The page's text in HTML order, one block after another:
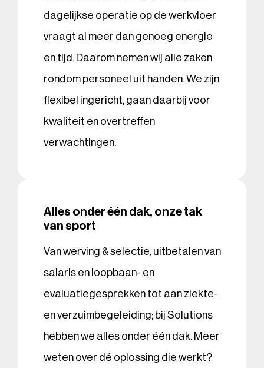
dagelijkse operatie op de werkvloer
vraagt al meer dan genoeg energie
en tijd. Daarom nemen wij alle zaken
rondom personeel uit handen. We zijn
flexibel ingericht, gaan daarbij voor
kwaliteit en overtreffen
verwachtingen.
Alles onder één dak, onze tak
van sport
Van werving & selectie, uitbetalen van
salaris en loopbaan- en
evaluatiegesprekken tot aan ziekte-
en verzuimbegeleiding; bij Solutions
hebben we alles onder één dak. Meer
weten over dé oplossing die werkt?